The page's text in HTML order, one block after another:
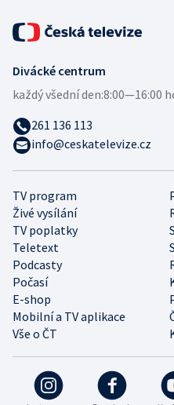
TV program
Živé vysílání
TV poplatky
Teletext
Podcasty
Počasí
E-shop
Mobilní a TV aplikace
Vše o ČT
Divácké centrum
každý všední den:8:00—16:00
261 136 113
info@ceskatelevize.cz